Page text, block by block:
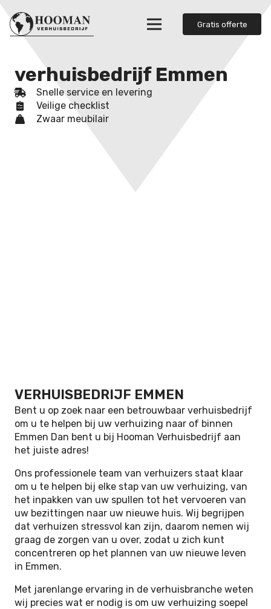
Gratis offerte
verhuisbedrijf Emmen
Snelle service en levering
Veilige checklist
Zwaar meubilair
VERHUISBEDRIJF EMMEN
Bent u op zoek naar een betrouwbaar verhuisbedrijf
om u te helpen bij uw verhuizing naar of binnen
Emmen Dan bent u bij Hooman Verhuisbedrijf aan
het juiste adres!
Ons professionele team van verhuizers staat klaar
om u te helpen bij elke stap van uw verhuizing, van
het inpakken van uw spullen tot het vervoeren van
uw bezittingen naar uw nieuwe huis. Wij begrijpen
dat verhuizen stressvol kan zijn, daarom nemen wij
graag de zorgen van u over, zodat u zich kunt
concentreren op het plannen van uw nieuwe leven
in Emmen.
Met jarenlange ervaring in de verhuisbranche weten
wij precies wat er nodig is om uw verhuizing soepel